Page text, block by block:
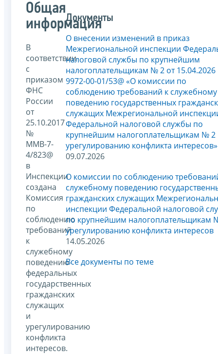
Общая
информация
В
соответствии
с
приказом
ФНС
России
от
25.10.2017
№
ММВ-7-
4/823@
в
Инспекции
создана
Комиссия
по
соблюдению
требований
к
служебному
поведению
федеральных
государственных
гражданских
служащих
и
урегулированию
конфликта
интересов.
Документы
О внесении изменений в приказ
Межрегиональной инспекции
налоговой службы по крупнейшим
налогоплательщикам № 2 от
9972-00-01/53@ «О комиссии по
соблюдению требований к служебному
поведению государственных
служащих Межрегиональной
Федеральной налоговой службы по
крупнейшим налогоплательщикам № 2
урегулированию конфликта интересов»
09.07.2026
О комиссии по соблюдению
служебному поведению
гражданских служащих
инспекции Федеральной налоговой
по крупнейшим налогоплательщикам
урегулированию конфликта интересов
14.05.2026
Все документы по теме